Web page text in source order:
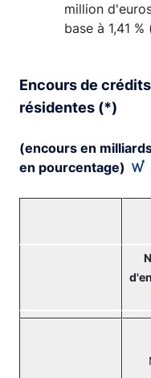
million
base à 1,41 %
Encours de
résidentes (*)
(encours en
en pourcentage)